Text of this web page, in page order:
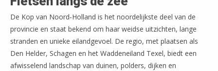
De Kop van Noord‑Holland is het noordelijkste deel van de
provincie en staat bekend om haar weidse uitzichten, lange
stranden en unieke eilandgevoel. De regio, met plaatsen als
Den Helder, Schagen en het Waddeneiland Texel, biedt een
afwisselend landschap van duinen, polders, dijken en